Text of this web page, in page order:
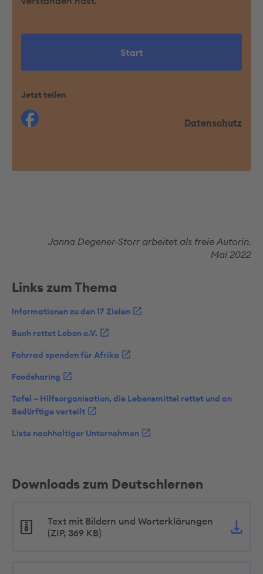
Start
Jetzt teilen
Datenschutz
Janna Degener-Storr arbeitet als freie Autorin.
Mai 2022
Links zum Thema
Informationen zu den 17 Zielen
Buch rettet Leben e.V.
Fahrrad spenden für Afrika
Foodsharing
Tafel – Hilfsorganisation, die Lebensmittel rettet und an
Bedürftige verteilt
Liste nachhaltiger Unternehmen
Downloads zum Deutschlernen
Text mit Bildern und Worterklärungen
(ZIP, 369 KB)